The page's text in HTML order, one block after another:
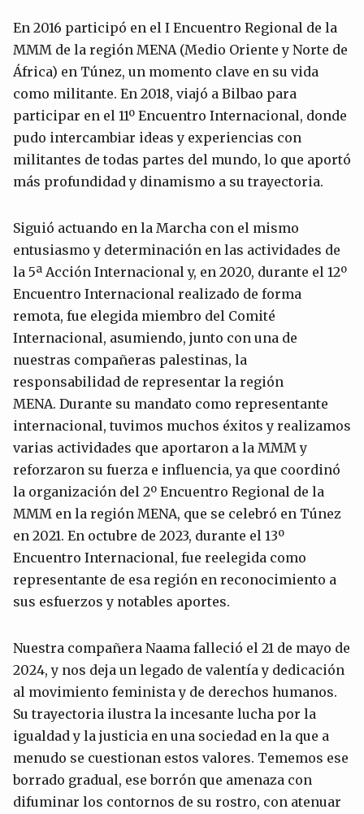
En 2016 participó en el I Encuentro Regional de la
MMM de la región MENA (Medio Oriente y Norte de
África) en Túnez, un momento clave en su vida
como militante. En 2018, viajó a Bilbao para
participar en el 11º Encuentro Internacional, donde
pudo intercambiar ideas y experiencias con
militantes de todas partes del mundo, lo que aportó
más profundidad y dinamismo a su trayectoria.
Siguió actuando en la Marcha con el mismo
entusiasmo y determinación en las actividades de
la 5ª Acción Internacional y, en 2020, durante el 12º
Encuentro Internacional realizado de forma
remota, fue elegida miembro del Comité
Internacional, asumiendo, junto con una de
nuestras compañeras palestinas, la
responsabilidad de representar la región
MENA. Durante su mandato como representante
internacional, tuvimos muchos éxitos y realizamos
varias actividades que aportaron a la MMM y
reforzaron su fuerza e influencia, ya que coordinó
la organización del 2º Encuentro Regional de la
MMM en la región MENA, que se celebró en Túnez
en 2021. En octubre de 2023, durante el 13º
Encuentro Internacional, fue reelegida como
representante de esa región en reconocimiento a
sus esfuerzos y notables aportes.
Nuestra compañera Naama falleció el 21 de mayo de
2024, y nos deja un legado de valentía y dedicación
al movimiento feminista y de derechos humanos.
Su trayectoria ilustra la incesante lucha por la
igualdad y la justicia en una sociedad en la que a
menudo se cuestionan estos valores. Tememos ese
borrado gradual, ese borrón que amenaza con
difuminar los contornos de su rostro, con atenuar